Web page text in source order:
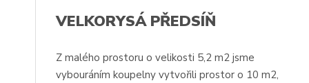
VELKORYSÁ PŘEDSÍŇ
Z malého prostoru o velikosti 5,2 m2 jsme
vybouráním koupelny vytvořili prostor o 10 m2,